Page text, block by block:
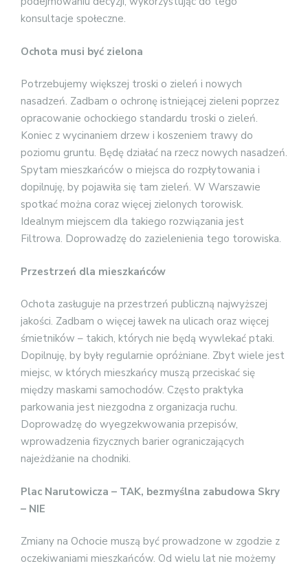
konsultacje społeczne.
Ochota musi być zielona
Potrzebujemy większej troski o zieleń i nowych
nasadzeń. Zadbam o ochronę istniejącej zieleni poprzez
opracowanie ochockiego standardu troski o zieleń.
Koniec z wycinaniem drzew i koszeniem trawy do
poziomu gruntu. Będę działać na rzecz nowych nasadzeń.
Spytam mieszkańców o miejsca do rozpłytowania i
dopilnuję, by pojawiła się tam zieleń. W Warszawie
spotkać można coraz więcej zielonych torowisk.
Idealnym miejscem dla takiego rozwiązania jest
Filtrowa. Doprowadzę do zazielenienia tego torowiska.
Przestrzeń dla mieszkańców
Ochota zasługuje na przestrzeń publiczną najwyższej
jakości. Zadbam o więcej ławek na ulicach oraz więcej
śmietników – takich, których nie będą wywlekać ptaki.
Dopilnuję, by były regularnie opróżniane. Zbyt wiele jest
miejsc, w których mieszkańcy muszą przeciskać się
między maskami samochodów. Często praktyka
parkowania jest niezgodna z organizacja ruchu.
Doprowadzę do wyegzekwowania przepisów,
wprowadzenia fizycznych barier ograniczających
najeżdżanie na chodniki.
Plac Narutowicza – TAK, bezmyślna zabudowa Skry
– NIE
Zmiany na Ochocie muszą być prowadzone w zgodzie z
oczekiwaniami mieszkańców. Od wielu lat nie możemy